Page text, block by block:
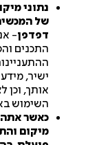
נתוני מיקום,
של המכשיר,
דפדפן- אנחנו
התכנים
ההתעניינות
ישיר, מידע
אותך, וכן
השימוש
כאשר אתה
מיקום